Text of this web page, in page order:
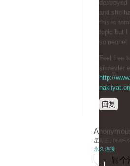
destroyed
and she
this is
topic but I
someone!
Feel free
şirinevler
http://
回复
星期三, 06/05/
永久连接
冒个